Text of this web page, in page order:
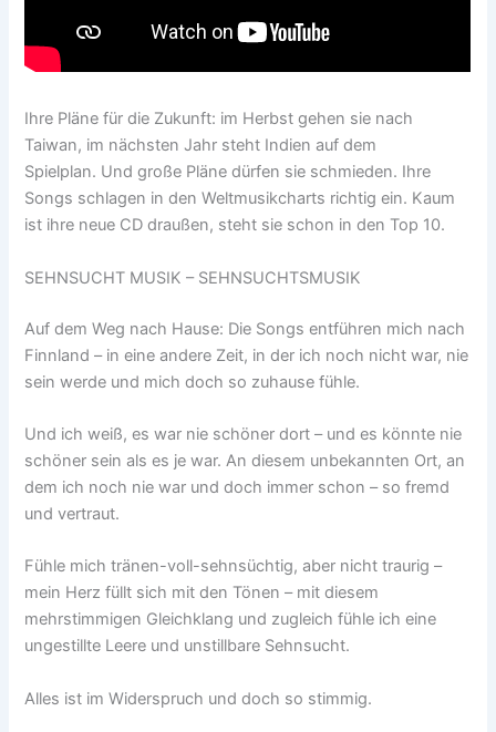
Ihre Pläne für die Zukunft: im Herbst gehen sie nach
Taiwan, im nächsten Jahr steht Indien auf dem
Spielplan. Und große Pläne dürfen sie schmieden. Ihre
Songs schlagen in den Weltmusikcharts richtig ein. Kaum
ist ihre neue CD draußen, steht sie schon in den Top 10.
SEHNSUCHT MUSIK – SEHNSUCHTSMUSIK
Auf dem Weg nach Hause: Die Songs entführen mich nach
Finnland – in eine andere Zeit, in der ich noch nicht war, nie
sein werde und mich doch so zuhause fühle.
Und ich weiß, es war nie schöner dort – und es könnte nie
schöner sein als es je war. An diesem unbekannten Ort, an
dem ich noch nie war und doch immer schon – so fremd
und vertraut.
Fühle mich tränen-voll-sehnsüchtig, aber nicht traurig –
mein Herz füllt sich mit den Tönen – mit diesem
mehrstimmigen Gleichklang und zugleich fühle ich eine
ungestillte Leere und unstillbare Sehnsucht.
Alles ist im Widerspruch und doch so stimmig.